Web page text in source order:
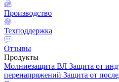
Производство
Техподдержка
Отзывы
Продукты
Молниезащита ВЛ Защита от
перенапряжений Защита от